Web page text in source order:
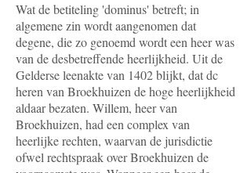
Wat de betiteling 'dominus' betreft; in
algemene zin wordt aangenomen dat
degene, die zo genoemd wordt een heer was
van de desbetreffende heerlijkheid. Uit de
Gelderse leenakte van 1402 blijkt, dat dc
heren van Broekhuizen de hoge heerlijkheid
aldaar bezaten. Willem, heer van
Broekhuizen, had een complex van
heerlijke rechten, waarvan de jurisdictie
ofwel rechtspraak over Broekhuizen de